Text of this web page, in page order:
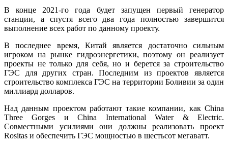
В конце 2021-го года будет запущен первый генератор
станции, а спустя всего два года полностью завершится
выполнение всех работ по данному проекту.
В последнее время, Китай является достаточно сильным
игроком на рынке гидроэнергетики, поэтому он реализует
проекты не только для себя, но и берется за строительство
ГЭС для других стран. Последним из проектов является
строительство комплекса ГЭС на территории Боливии за один
миллиард долларов.
Над данным проектом работают такие компании, как China
Three Gorges и China International Water & Electric.
Совместными усилиями они должны реализовать проект
Rositas и обеспечить ГЭС мощностью в шестьсот мегаватт.